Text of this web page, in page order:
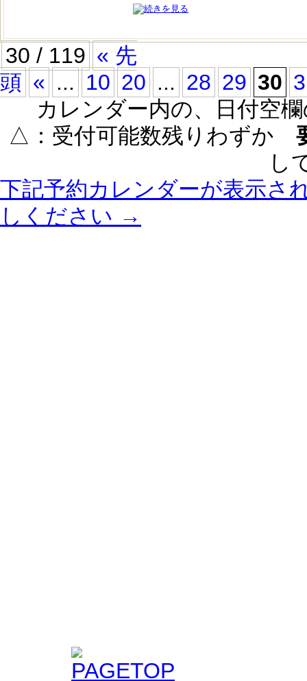
30 / 119 « 先
頭 « ... 10 20 ... 28 29 30
カレンダー内の、日付空
△：受付可能数残りわずか
し
下記予約カレンダーが表示さ
しください →